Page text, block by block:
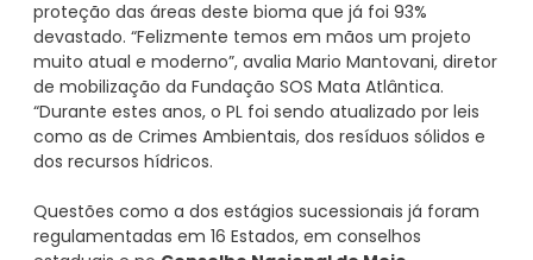
proteção das áreas deste bioma que já foi 93%
devastado. “Felizmente temos em mãos um projeto
muito atual e moderno”, avalia Mario Mantovani, diretor
de mobilização da Fundação SOS Mata Atlântica.
“Durante estes anos, o PL foi sendo atualizado por leis
como as de Crimes Ambientais, dos resíduos sólidos e
dos recursos hídricos.
Questões como a dos estágios sucessionais já foram
regulamentadas em 16 Estados, em conselhos